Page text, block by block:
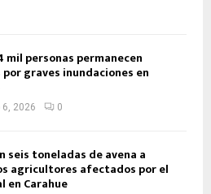
mil personas permanecen
graves inundaciones en
2026 0
seis toneladas de avena a
agricultores afectados por el
en Carahue